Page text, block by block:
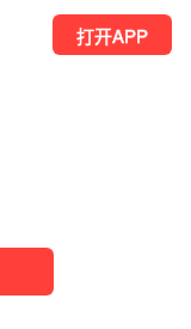
打开APP